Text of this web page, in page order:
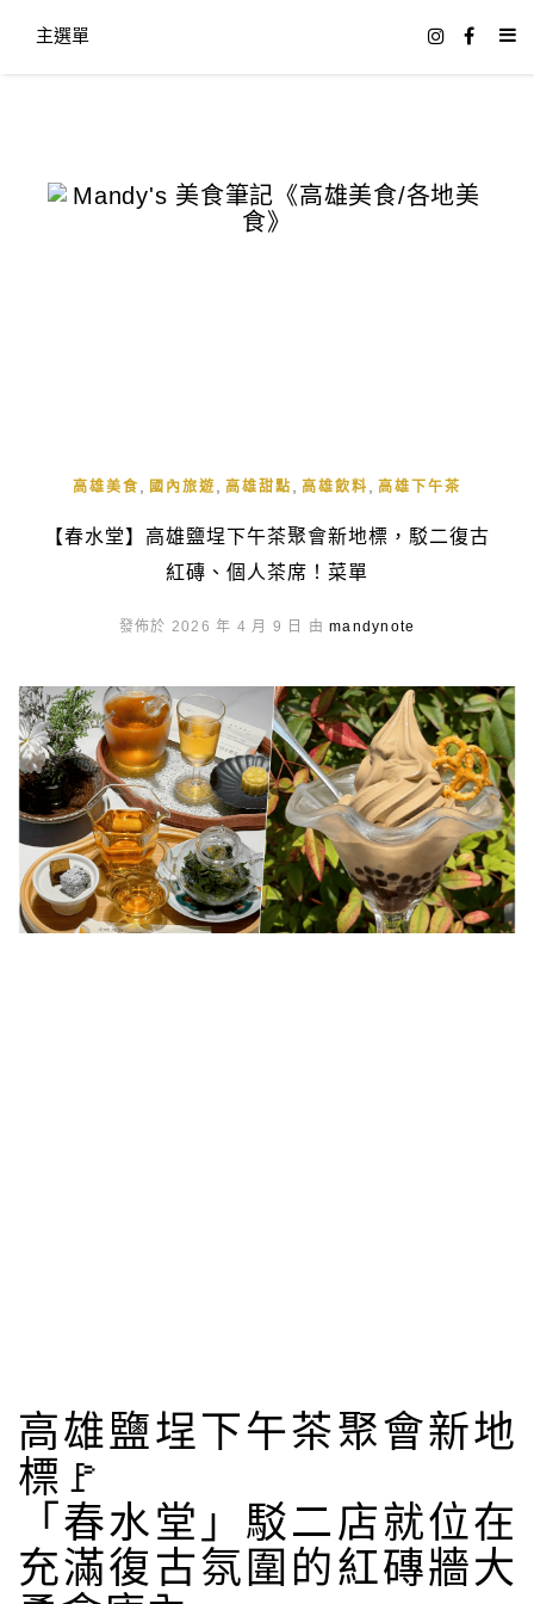
主選單
高雄美食 國內旅遊 高雄甜點 高雄飲料 高雄下午茶
【春水堂】高雄鹽埕下午茶聚會新地標，駁二復古
紅磚、個人茶席！菜單
發佈於 2026 年 4 月 9 日 由 mandynote
高雄鹽埕下午茶聚會新地
標🚩
「春水堂」駁二店就位在
充滿復古氛圍的紅磚牆大